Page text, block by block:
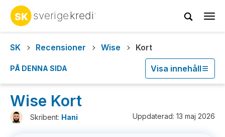
SK
Recensioner Wise Kort
PÅ DENNA SIDA Visa innehåll
Wise Kort
Skribent: Hani Uppdaterad: 13 maj 2026